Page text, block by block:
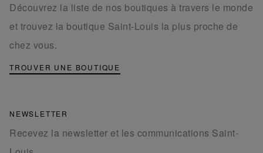
Découvrez la liste de nos boutiques à travers le monde
et trouvez la boutique Saint-Louis la plus proche de
chez vous.
TROUVER UNE BOUTIQUE
NEWSLETTER
Recevez la newsletter et les communications Saint-